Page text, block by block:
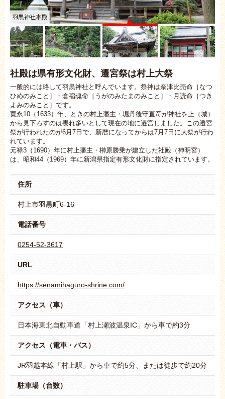
羽黒神社本殿
社殿は県有形文化財、遷宮祭は村上大祭
一般的には略して羽黒神社と呼んでいます。祭神は奈津比売命［なつ
ひめのみこと］・倉稲魂命［うがのみたまのみこと］・月読命［つき
よみのみこと］です。
寛永10（1633）年、ときの村上藩主・堀丹後守直竒が神社を上（城）
から見下ろすのは畏れ多いとして現在の地に遷宮しました。この遷宮
祭が行われたのが6月7日で、新暦になってからは7月7日に大祭が行わ
れています。
元禄3（1690）年に村上藩主・榊原勝乗が建立した社殿（神明宮）
は、昭和44（1969）年に新潟県指定有形文化財に指定されています。
住所
村上市羽黒町6-16
電話番号
0254-52-3617
URL
https://senamihaguro-shrine.com/
アクセス（車）
日本海東北自動車道「村上瀬波温泉IC」から車で約3分
アクセス（電車・バス）
JR羽越本線「村上駅」から車で約5分、または徒歩で約20分
駐車場（台数）